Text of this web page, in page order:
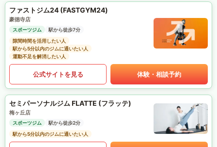
ファストジム24 (FASTGYM24)
豪徳寺店
スポーツジム
駅から徒歩7分
隙間時間を活用したい人
駅から5分以内のジムに通いたい人
運動不足を解消したい人
公式サイトを見る 体験・相談予約
セミパーソナルジム FLATTE (フラッテ)
梅ヶ丘店
スポーツジム
駅から徒歩2分
駅から5分以内のジムに通いたい人